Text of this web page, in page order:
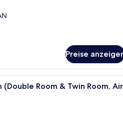
Preise
Ein modernes Hotelzimmer
(Double Room & Twin Room, Air